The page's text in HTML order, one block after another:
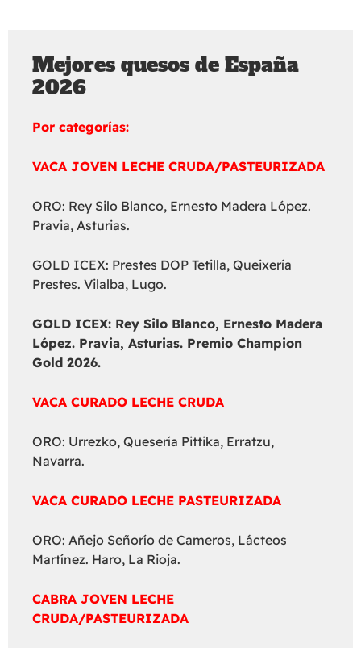
Mejores quesos de España
2026
Por categorías:
VACA JOVEN LECHE CRUDA/PASTEURIZADA
ORO: Rey Silo Blanco, Ernesto Madera López.
Pravia, Asturias.
GOLD ICEX: Prestes DOP Tetilla, Queixería
Prestes. Vilalba, Lugo.
GOLD ICEX: Rey Silo Blanco, Ernesto Madera
López. Pravia, Asturias. Premio Champion
Gold 2026.
VACA CURADO LECHE CRUDA
ORO: Urrezko, Quesería Pittika, Erratzu,
Navarra.
VACA CURADO LECHE PASTEURIZADA
ORO: Añejo Señorío de Cameros, Lácteos
Martínez. Haro, La Rioja.
CABRA JOVEN LECHE
CRUDA/PASTEURIZADA